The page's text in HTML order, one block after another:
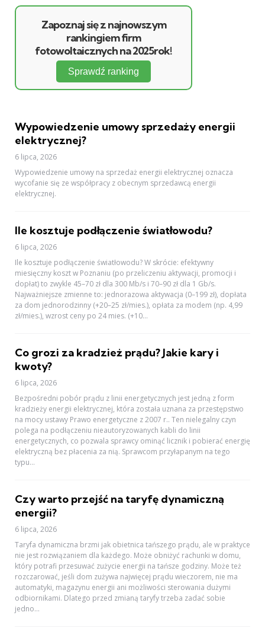
Zapoznaj się z najnowszym
rankingiem firm
fotowoltaicznych na 2025rok!
Sprawdź ranking
Wypowiedzenie umowy sprzedaży energii
elektrycznej?
6 lipca, 2026
Wypowiedzenie umowy na sprzedaż energii elektrycznej oznacza
wycofanie się ze współpracy z obecnym sprzedawcą energii
elektrycznej.
Ile kosztuje podłączenie światłowodu?
6 lipca, 2026
Ile kosztuje podłączenie światłowodu? W skrócie: efektywny
miesięczny koszt w Poznaniu (po przeliczeniu aktywacji, promocji i
dopłat) to zwykle 45–70 zł dla 300 Mb/s i 70–90 zł dla 1 Gb/s.
Najważniejsze zmienne to: jednorazowa aktywacja (0–199 zł), dopłata
za dom jednorodzinny (+20–25 zł/mies.), opłata za modem (np. 4,99
zł/mies.), wzrost ceny po 24 mies. (+10...
Co grozi za kradzież prądu? Jakie kary i
kwoty?
6 lipca, 2026
Bezpośredni pobór prądu z linii energetycznych jest jedną z form
kradzieży energii elektrycznej, która została uznana za przestępstwo
na mocy ustawy Prawo energetyczne z 2007 r.. Ten nielegalny czyn
polega na podłączeniu nieautoryzowanych kabli do linii
energetycznych, co pozwala sprawcy ominąć licznik i pobierać energię
elektryczną bez płacenia za nią. Sprawcom przyłapanym na tego
typu...
Czy warto przejść na taryfę dynamiczną
energii?
6 lipca, 2026
Taryfa dynamiczna brzmi jak obietnica tańszego prądu, ale w praktyce
nie jest rozwiązaniem dla każdego. Może obniżyć rachunki w domu,
który potrafi przesuwać zużycie energii na tańsze godziny. Może też
rozczarować, jeśli dom zużywa najwięcej prądu wieczorem, nie ma
automatyki, magazynu energii ani możliwości sterowania dużymi
odbiornikami. Dlatego przed zmianą taryfy trzeba zadać sobie
jedno...